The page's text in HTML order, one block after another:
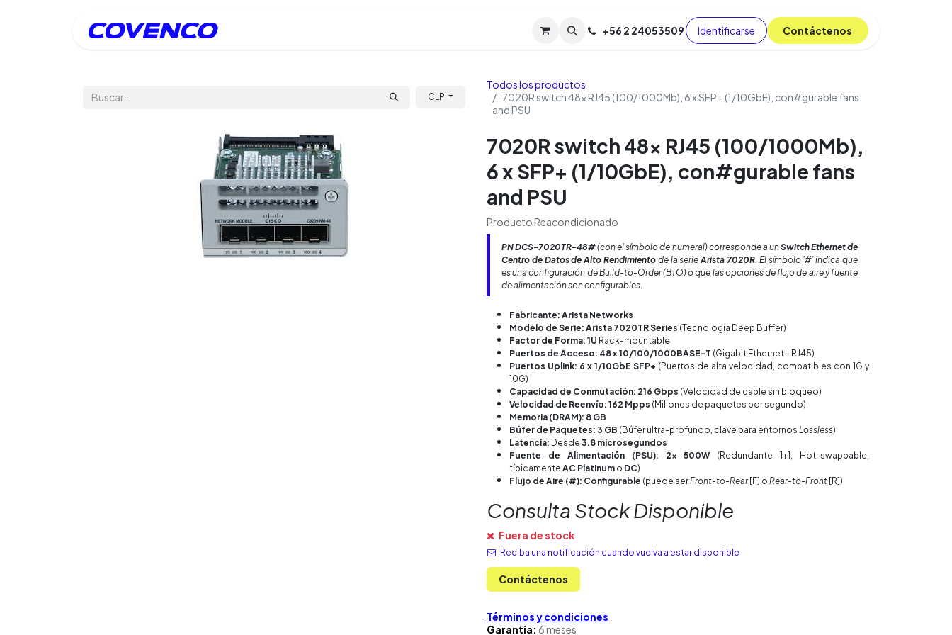
Soporte TPM (CL) Tienda Cursos Blog
+56 2 24053509 Identificarse C​​​​ont​​​​áct​​​​​​en​​​​​​os
CLP
Todos los productos
7020R switch 48x RJ45 (100/1000Mb), 6 x SFP+ (1/10GbE), con#gurable fans
and PSU
7020R switch 48x RJ45 (100/1000Mb),
6 x SFP+ (1/10GbE), con#gurable fans
and PSU
Producto Reacondicionado
PNDCS-7020TR-48#(con el símbolo de numeral) corresponde a unSwitch Ethernet de
Centro de Datos de Alto Rendimiento de la serieArista 7020R. El símbolo '#' indica que
es una configuración deBuild-to-Order(BTO) o que las opciones de flujo de aire y fuente
de alimentación son configurables.
Fabricante: Arista Networks
Modelo de Serie: Arista 7020TR Series (Tecnología Deep Buffer)
Factor de Forma: 1U Rack-mountable
Puertos de Acceso: 48 x 10/100/1000BASE-T (Gigabit Ethernet - RJ45)
Puertos Uplink: 6 x 1/10GbE SFP+ (Puertos de alta velocidad, compatibles con 1G y
10G)
Capacidad de Conmutación: 216 Gbps (Velocidad de cable sin bloqueo)
Velocidad de Reenvío: 162 Mpps (Millones de paquetes por segundo)
Memoria (DRAM): 8 GB
Búfer de Paquetes: 3 GB (Búfer ultra-profundo, clave para entornos Lossless)
Latencia: Desde 3.8 microsegundos
Fuente de Alimentación (PSU): 2x 500W (Redundante 1+1, Hot-swappable,
típicamente AC Platinum o DC)
Flujo de Aire (#): Configurable (puede serFront-to-Rear[F] o Rear-to-Front [R])
Consulta Stock Disponible
Fuera de stock
Reciba una notificación cuando vuelva a estar disponible
Contáctenos
Términos y condiciones
Garantía: 6 meses